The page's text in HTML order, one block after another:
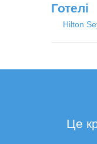
Готелі
Hilton
Це